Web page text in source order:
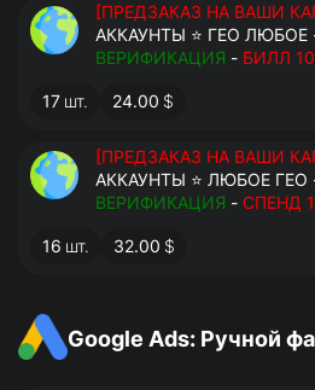
[ПРЕДЗАКАЗ НА ВАШИ
АККАУНТЫ ⭐ ГЕО ЛЮБОЕ
ВЕРИФИКАЦИЯ - БИЛЛ
- РУЧНОЙ ФАРМ -
ДОСТУПОМ - ПЕРЕДАЧА
17 шт. 24.00 $
[ПРЕДЗАКАЗ НА ВАШИ
АККАУНТЫ ⭐ ЛЮБОЕ ГЕО
ВЕРИФИКАЦИЯ - СПЕНД
АКТИВНЫЙ НОМЕР ДЛЯ
И РЕЗЕРВНЫЕ КОДЫ
-
РЕЗЕРВНАЯ ПОЧТА С
16 шт. 32.00 $
Google Ads: Ручной